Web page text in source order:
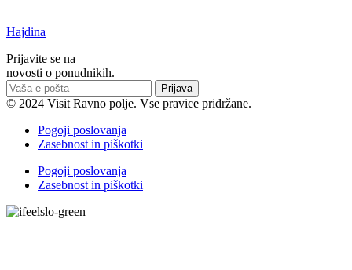
Hajdina
Prijavite se na
novosti o ponudnikih.
Prijava
© 2024 Visit Ravno polje. Vse pravice pridržane.
Pogoji poslovanja
Zasebnost in piškotki
Pogoji poslovanja
Zasebnost in piškotki